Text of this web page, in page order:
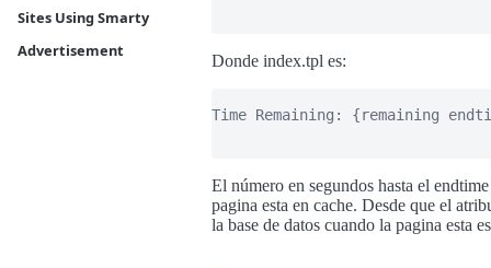
Sites Using Smarty
Advertisement
Donde index.tpl es:
Time Remaining: {remaining
El número en segundos hasta el
pagina esta en cache. Desde que el
la base de datos cuando la pagina esta